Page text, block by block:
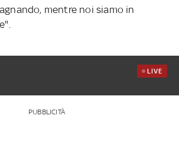
mentre noi siamo in
LIVE
PUBBLICITÀ